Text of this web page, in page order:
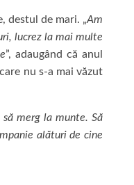
destul de mari. „Am
lucrez la mai multe
”, adaugând că anul
nu s-a mai văzut
merg la munte. Să
alături de cine